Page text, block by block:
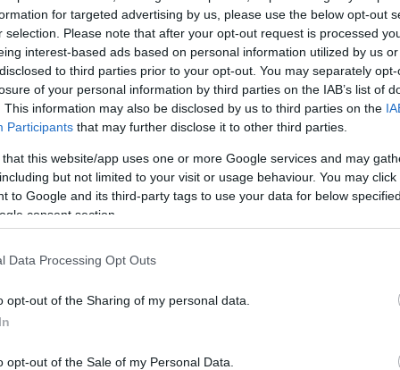
for targeted advertising by us, please use the below opt-out
selection. Please note that after your opt-out request is processed
interest-based ads based on personal information utilized by us
to third parties prior to your opt-out. You may separately
of your personal information by third parties on the IAB’s list of
This information may also be disclosed by us to third parties on the
Participants that may further disclose it to other third parties.
that this website/app uses one or more Google services and may
but not limited to your visit or usage behaviour. You may
to Google and its third-party tags to use your data for below
consent section.
Data Processing Opt Outs
opt-out of the Sharing of my personal data.
opt-out of the Sale of my Personal Data.
δήλωσε: «Δεν έχω πει καν ότι θέλω να
Δεν έχω πει τίποτα. Πρέπει να σκεφτώ
πριν πάρω μια απόφαση. Το επαναλαμβάνω, δεν
Μπαρτσελόνα. Είναι ένας σπουδαίος σύλλογος, σε
να κατακτήσουν την Ευρωλίγκα; Όπως όλες οι
χρόνο υπάρχουν δώδεκα ή δεκατέσσερις
Είναι απολύτως φυσιολογικό».
ΔΙΑΦΗΜΙΣΗ